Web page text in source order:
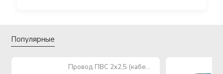
Популярные
Провод ПВС 2х2,5 (кабель медный многожильный)